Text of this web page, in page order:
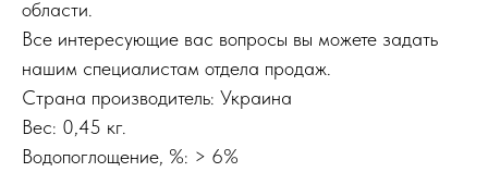
области.
Все интересующие вас вопросы вы можете задать
нашим специалистам отдела продаж.
Страна производитель: Украина
Вес: 0,45 кг.
Водопоглощение, %: > 6%